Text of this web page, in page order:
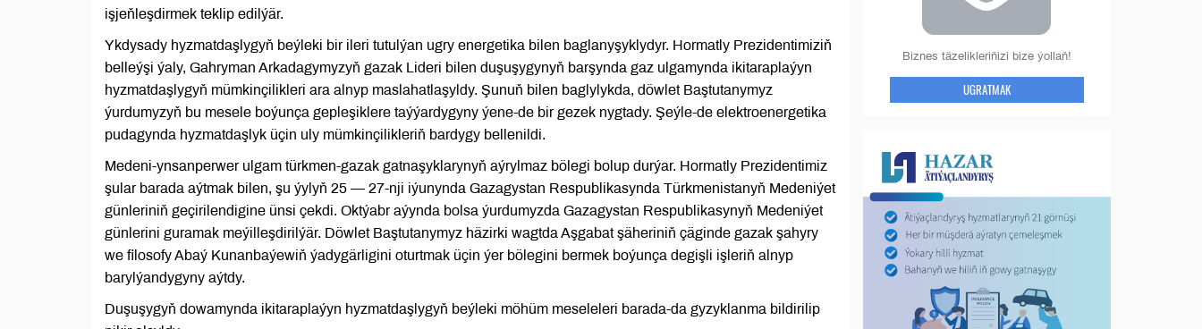
işjeňleşdirmek teklip edilýär.
Ykdysady hyzmatdaşlygyň beýleki bir ileri tutulýan ugry energetika bilen baglanyşyklydyr. Hormatly Prezidentimiziň
belleýşi ýaly, Gahryman Arkadagymyzyň gazak Lideri bilen duşuşygynyň barşynda gaz ulgamynda ikitaraplaýyn
hyzmatdaşlygyň mümkinçilikleri ara alnyp maslahatlaşyldy. Şunuň bilen baglylykda, döwlet Baştutanymyz
ýurdumyzyň bu mesele boýunça gepleşiklere taýýardygyny ýene-de bir gezek nygtady. Şeýle-de elektroenergetika
pudagynda hyzmatdaşlyk üçin uly mümkinçilikleriň bardygy bellenildi.
Medeni-ynsanperwer ulgam türkmen-gazak gatnaşyklarynyň aýrylmaz bölegi bolup durýar. Hormatly Prezidentimiz
şular barada aýtmak bilen, şu ýylyň 25 — 27-nji iýunynda Gazagystan Respublikasynda Türkmenistanyň Medeniýet
günleriniň geçirilendigine ünsi çekdi. Oktýabr aýynda bolsa ýurdumyzda Gazagystan Respublikasynyň Medeniýet
günlerini guramak meýilleşdirilýär. Döwlet Baştutanymyz häzirki wagtda Aşgabat şäheriniň çäginde gazak şahyry
we filosofy Abaý Kunanbaýewiň ýadygärligini oturtmak üçin ýer bölegini bermek boýunça degişli işleriň alnyp
barylýandygyny aýtdy.
Duşuşygyň dowamynda ikitaraplaýyn hyzmatdaşlygyň beýleki möhüm meseleleri barada-da gyzyklanma bildirilip
Biznes täzelikleriňizi bize ýollaň!
UGRATMAK